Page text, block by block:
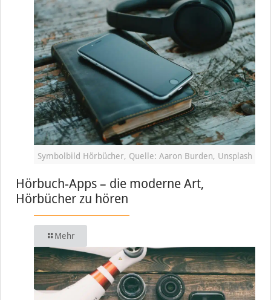
Symbolbild Hörbücher, Quelle: Aaron Burden, Unsplash
Hörbuch-Apps – die moderne Art,
Hörbücher zu hören
Mehr